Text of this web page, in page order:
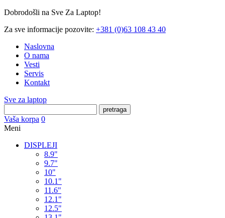
Dobrodošli na Sve Za Laptop!
Za sve informacije pozovite: +381 (0)63 108 43 40
Naslovna
O nama
Vesti
Servis
Kontakt
Sve za laptop
pretraga
Vaša korpa 0
Meni
DISPLEJI
8.9"
9.7"
10"
10.1"
11.6"
12.1"
12.5"